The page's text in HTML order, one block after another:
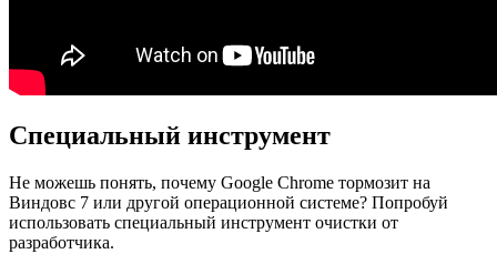
Специальный инструмент
Не можешь понять, почему Google Chrome тормозит на
Виндовс 7 или другой операционной системе? Попробуй
использовать специальный инструмент очистки от
разработчика.